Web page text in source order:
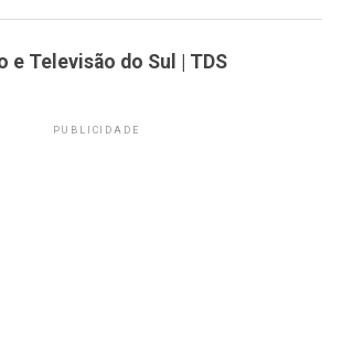
e Televisão do Sul | TDS
PUBLICIDADE